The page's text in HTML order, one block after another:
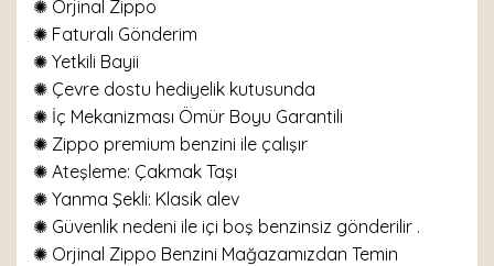
✺ Orjinal Zippo
✺ Faturalı Gönderim
✺ Yetkili Bayii
✺ Çevre dostu hediyelik kutusunda
✺ İç Mekanizması Ömür Boyu Garantili
✺ Zippo premium benzini ile çalışır
✺ Ateşleme: Çakmak Taşı
✺ Yanma Şekli: Klasik alev
✺ Güvenlik nedeni ile içi boş benzinsiz gönderilir .
✺ Orjinal Zippo Benzini Mağazamızdan Temin